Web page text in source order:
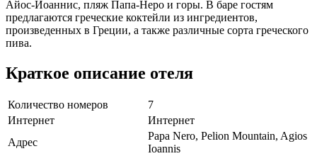
Айос-Иоаннис, пляж Папа-Неро и горы. В баре гостям
предлагаются греческие коктейли из ингредиентов,
произведенных в Греции, а также различные сорта греческого
пива.
Краткое описание отеля
Количество номеров
7
Интернет
Интернет
Адрес
Papa Nero, Pelion Mountain, Agios
Ioannis